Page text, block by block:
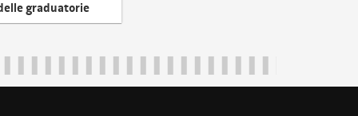
graduatorie